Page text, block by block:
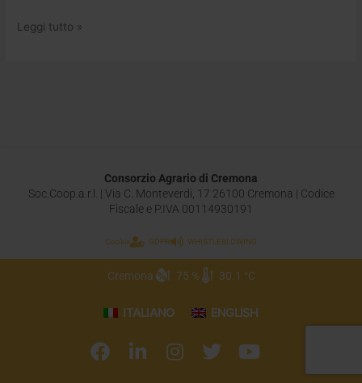
Leggi tutto »
Consorzio Agrario di Cremona
Soc.Coop.a.r.l. | Via C. Monteverdi, 17 26100 Cremona | Codice
Fiscale e P.IVA 00114930191
Cookie GDPR WHISTLEBLOWING
Cremona 75 % 30.1 °C
ITALIANO ENGLISH